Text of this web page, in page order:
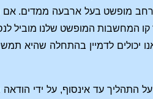
מרחב מופשט בעל ארבעה ממדים.
המחשבות המופשט שלנו מוביל
יכולים לדמיין בהתחלה שהיא
התהליך עד אינסוף, על ידי